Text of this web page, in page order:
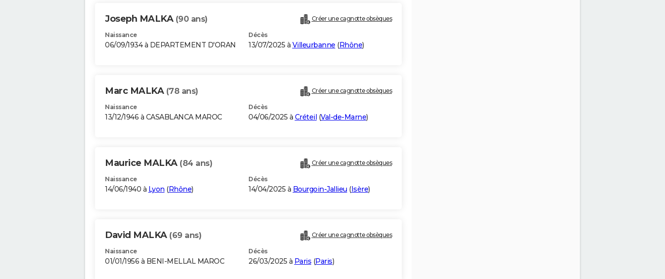
Joseph MALKA (90 ans) Créer une cagnotte obsèques
Naissance
06/09/1934 à DEPARTEMENT D'ORAN
Décès
13/07/2025 à Villeurbanne (Rhône)
Marc MALKA (78 ans) Créer une cagnotte obsèques
Naissance
13/12/1946 à CASABLANCA MAROC
Décès
04/06/2025 à Créteil (Val-de-Marne)
Maurice MALKA (84 ans) Créer une cagnotte obsèques
Naissance
14/06/1940 à Lyon (Rhône)
Décès
14/04/2025 à Bourgoin-Jallieu (Isère)
David MALKA (69 ans) Créer une cagnotte obsèques
Naissance
01/01/1956 à BENI-MELLAL MAROC
Décès
26/03/2025 à Paris (Paris)